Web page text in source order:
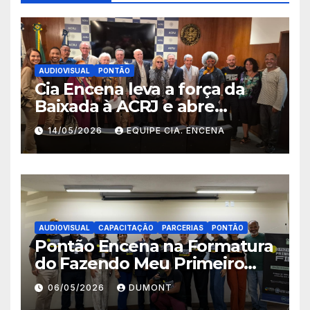
AUDIOVISUAL PONTÃO
Cia Encena leva a força da
Baixada à ACRJ e abre
inscrições para a 2ª turma do
Fazendo Meu Primeiro Filme”
em Nova Iguaçu
14/05/2026 EQUIPE CIA. ENCENA
AUDIOVISUAL CAPACITAÇÃO PARCERIAS PONTÃO
Pontão Encena na Formatura
do Fazendo Meu Primeiro
Filme no Degase Belford
Roxo e reforça as inscrições
06/05/2026 DUMONT